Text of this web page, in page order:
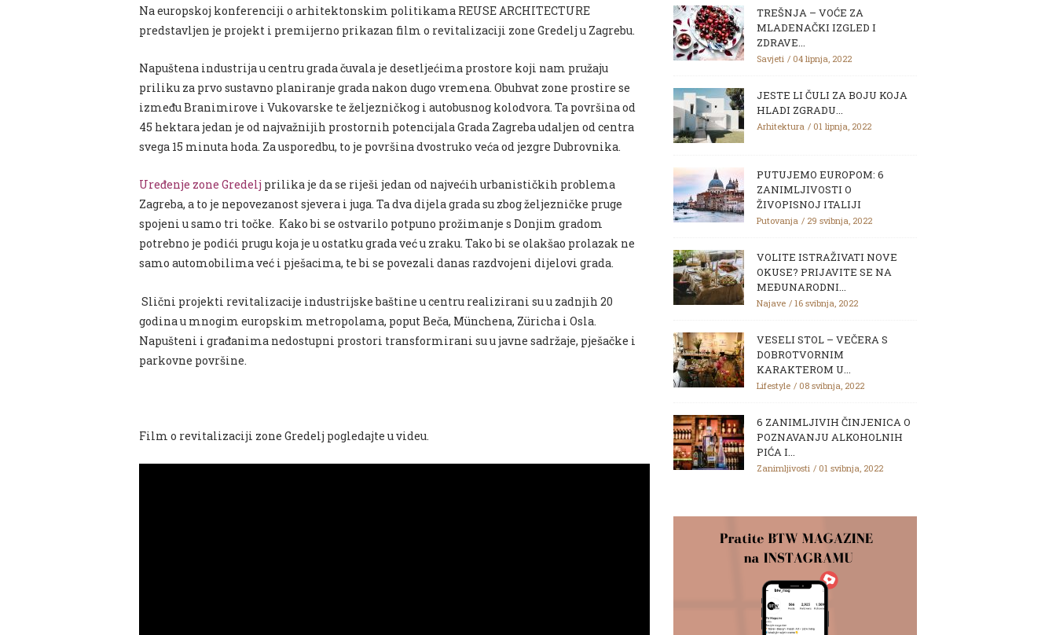
Na europskoj konferenciji o arhitektonskim politikama REUSE ARCHITECTURE
predstavljen je projekt i premijerno prikazan film o revitalizaciji zone Gredelj u Zagrebu.
Napuštena industrija u centru grada čuvala je desetljećima prostore koji nam pružaju
priliku za prvo sustavno planiranje grada nakon dugo vremena. Obuhvat zone prostire se
između Branimirove i Vukovarske te željezničkog i autobusnog kolodvora. Ta površina od
45 hektara jedan je od najvažnijih prostornih potencijala Grada Zagreba udaljen od centra
svega 15 minuta hoda. Za usporedbu, to je površina dvostruko veća od jezgre Dubrovnika.
Uređenje zone Gredelj prilika je da se riješi jedan od najvećih urbanističkih problema
Zagreba, a to je nepovezanost sjevera i juga. Ta dva dijela grada su zbog željezničke pruge
spojeni u samo tri točke. Kako bi se ostvarilo potpuno prožimanje s Donjim gradom
potrebno je podići prugu koja je u ostatku grada već u zraku. Tako bi se olakšao prolazak ne
samo automobilima već i pješacima, te bi se povezali danas razdvojeni dijelovi grada.
Slični projekti revitalizacije industrijske baštine u centru realizirani su u zadnjih 20
godina u mnogim europskim metropolama, poput Beča, Münchena, Züricha i Osla.
Napušteni i građanima nedostupni prostori transformirani su u javne sadržaje, pješačke i
parkovne površine.
Film o revitalizaciji zone Gredelj pogledajte u videu.
TREŠNJA – VOĆE ZA
MLADENAČKI IZGLED I
ZDRAVE...
Savjeti 04 lipnja, 2022
JESTE LI ČULI ZA BOJU KOJA
HLADI ZGRADU...
Arhitektura 01 lipnja, 2022
PUTUJEMO EUROPOM: 6
ZANIMLJIVOSTI O
ŽIVOPISNOJ ITALIJI
Putovanja 29 svibnja, 2022
VOLITE ISTRAŽIVATI NOVE
OKUSE? PRIJAVITE SE NA
MEĐUNARODNI...
Najave 16 svibnja, 2022
VESELI STOL – VEČERA S
DOBROTVORNIM
KARAKTEROM U...
Lifestyle 08 svibnja, 2022
6 ZANIMLJIVIH ČINJENICA O
POZNAVANJU ALKOHOLNIH
PIĆA I...
Zanimljivosti 01 svibnja, 2022